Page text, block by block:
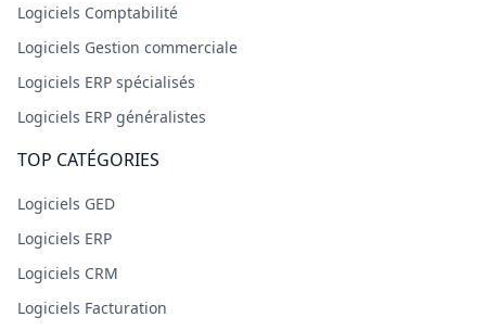
Logiciels Comptabilité
Logiciels Gestion commerciale
Logiciels ERP spécialisés
Logiciels ERP généralistes
TOP CATÉGORIES
Logiciels GED
Logiciels ERP
Logiciels CRM
Logiciels Facturation